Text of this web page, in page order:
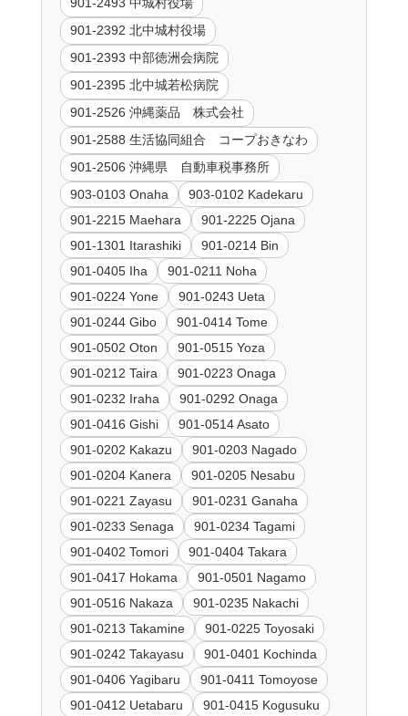
901-2493 中城村役場
901-2392 北中城村役場
901-2393 中部徳洲会病院
901-2395 北中城若松病院
901-2526 沖縄薬品 株式会社
901-2588 生活協同組合 コープおきなわ
901-2506 沖縄県 自動車税事務所
903-0103 Onaha
903-0102 Kadekaru
901-2215 Maehara
901-2225 Ojana
901-1301 Itarashiki
901-0214 Bin
901-0405 Iha
901-0211 Noha
901-0224 Yone
901-0243 Ueta
901-0244 Gibo
901-0414 Tome
901-0502 Oton
901-0515 Yoza
901-0212 Taira
901-0223 Onaga
901-0232 Iraha
901-0292 Onaga
901-0416 Gishi
901-0514 Asato
901-0202 Kakazu
901-0203 Nagado
901-0204 Kanera
901-0205 Nesabu
901-0221 Zayasu
901-0231 Ganaha
901-0233 Senaga
901-0234 Tagami
901-0402 Tomori
901-0404 Takara
901-0417 Hokama
901-0501 Nagamo
901-0516 Nakaza
901-0235 Nakachi
901-0213 Takamine
901-0225 Toyosaki
901-0242 Takayasu
901-0401 Kochinda
901-0406 Yagibaru
901-0411 Tomoyose
901-0412 Uetabaru
901-0415 Kogusuku